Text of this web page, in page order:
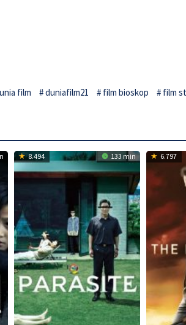
film duniafilm21 film bioskop film
8.494 133 min 6.797